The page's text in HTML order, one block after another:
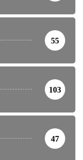
55
103
47